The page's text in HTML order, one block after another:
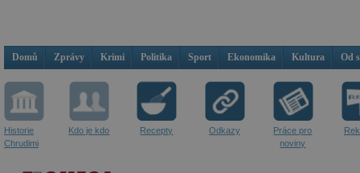
Domů Zprávy Krimi Politika Sport Ekonomika Kultura Od
Historie
Chrudimi
Kdo je kdo Recepty Odkazy
Práce pro
noviny